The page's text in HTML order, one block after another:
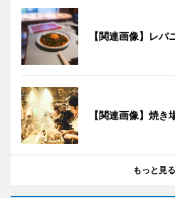
【関連画像】レバ
【関連画像】焼き
もっと見る